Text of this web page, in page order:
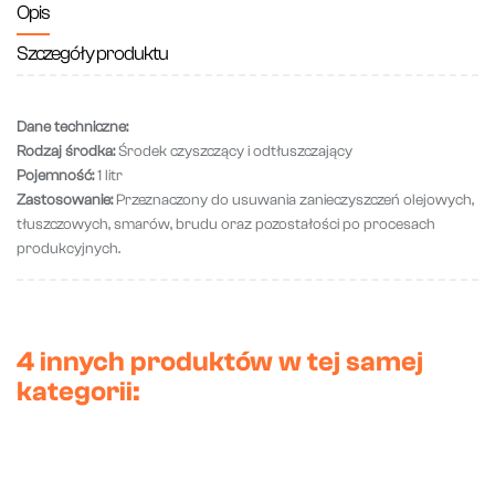
Opis
Szczegóły produktu
Dane techniczne:
Rodzaj środka:Środek czyszczący i odtłuszczający
Pojemność:1 litr
Zastosowanie:Przeznaczony do usuwania zanieczyszczeń olejowych,
tłuszczowych, smarów, brudu oraz pozostałości po procesach
produkcyjnych.
4 innych produktów w tej samej
kategorii: